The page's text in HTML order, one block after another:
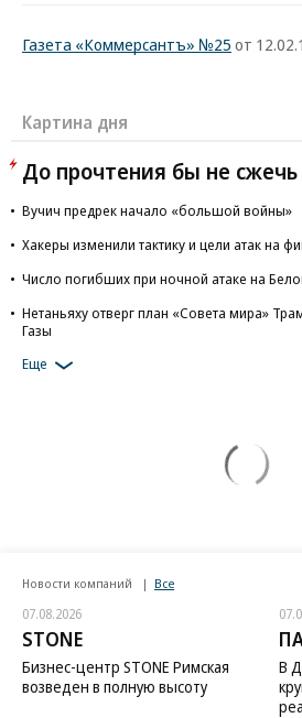
Газета «Коммерсантъ» №25 от
Картина дня
До прочтения бы не сжечь
Вучич предрек начало «большой войны»
Хакеры изменили тактику и цели атак на
Число погибших при ночной атаке на
Нетаньяху отверг план «Совета мира»
Газы
Еще
Новости компаний Все
07.08.2026
STONE
Бизнес-центр STONE Римская
возведен в полную высоту
В